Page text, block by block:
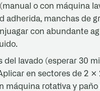
o con máquina
adherida, manchas de
con abundante
del lavado (esperar 30
en sectores de 2 ×
máquina rotativa y